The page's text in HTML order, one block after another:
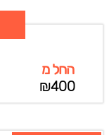
החל מ
₪400